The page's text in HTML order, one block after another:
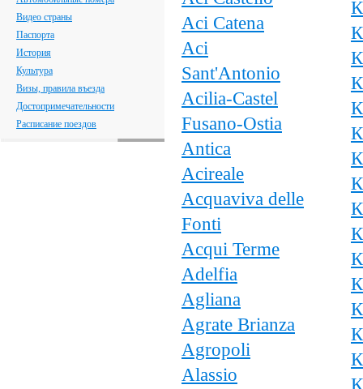
Видео страны
Паспорта
История
Культура
Визы, правила въезда
Достопримечательности
Расписание поездов
Aci Catena
Aci
Sant'Antonio
Acilia-Castel
Fusano-Ostia
Antica
Acireale
Acquaviva delle
Fonti
Acqui Terme
Adelfia
Agliana
Agrate Brianza
Agropoli
Alassio